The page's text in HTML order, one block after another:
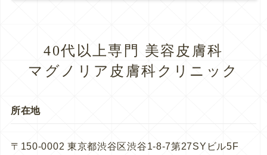
40代以上専門 美容皮膚科
マグノリア皮膚科クリニック
所在地
〒150-0002 東京都渋谷区渋谷1-8-7第27SYビル5F